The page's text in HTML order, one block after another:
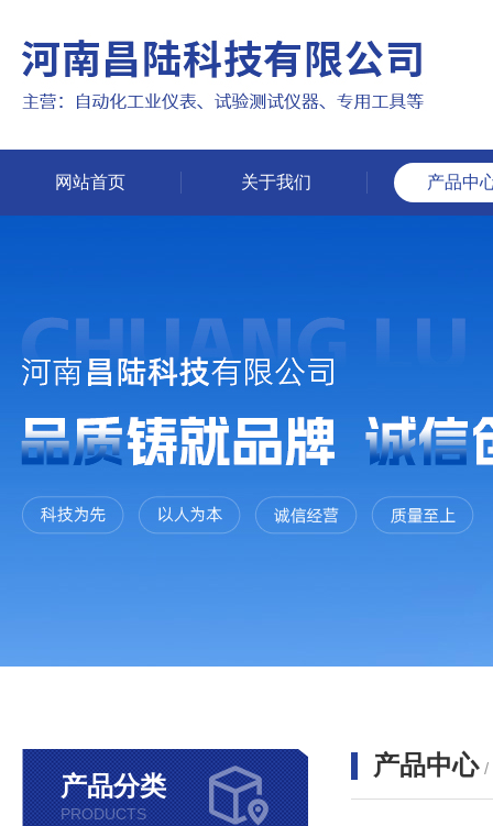
网站首页 关于我们 产品中
产品分类
PRODUCTS
产品中心 /